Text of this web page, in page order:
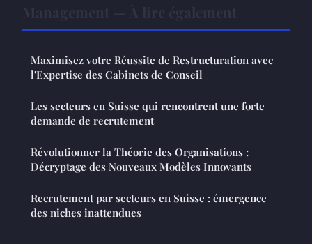
Maximisez votre Réussite de Restructuration avec
l'Expertise des Cabinets de Conseil
Les secteurs en Suisse qui rencontrent une forte
demande de recrutement
Révolutionner la Théorie des Organisations :
Décryptage des Nouveaux Modèles Innovants
Recrutement par secteurs en Suisse : émergence
des niches inattendues